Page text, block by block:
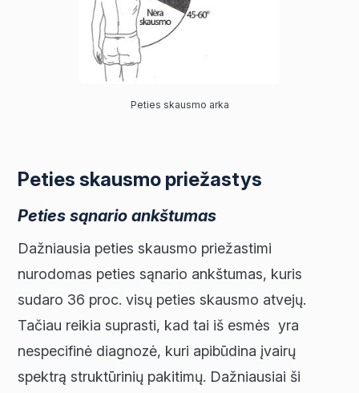
Peties skausmo arka
Peties skausmo priežastys
Peties sąnario ankštumas
Dažniausia peties skausmo priežastimi
nurodomas peties sąnario ankštumas, kuris
sudaro 36 proc. visų peties skausmo atvejų.
Tačiau reikia suprasti, kad tai iš esmės yra
nespecifinė diagnozė, kuri apibūdina įvairų
spektrą struktūrinių pakitimų. Dažniausiai ši